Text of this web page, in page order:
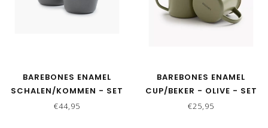
BAREBONES ENAMEL
SCHALEN/KOMMEN - SET
VAN 2
€44,95
BAREBONES ENAMEL
CUP/BEKER - OLIVE - SET
VAN 2
€25,95